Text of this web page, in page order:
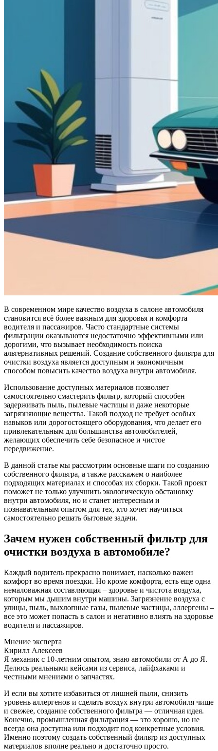
В современном мире качество воздуха в салоне автомобиля
становится всё более важным для здоровья и комфорта
водителя и пассажиров. Часто стандартные системы
фильтрации оказываются недостаточно эффективными или
дорогими, что вызывает необходимость поиска
альтернативных решений. Создание собственного фильтра для
очистки воздуха является доступным и экономичным
способом повысить качество воздуха внутри автомобиля.
Использование доступных материалов позволяет
самостоятельно смастерить фильтр, который способен
задерживать пыль, пылевые частицы и даже некоторые
загрязняющие вещества. Такой подход не требует особых
навыков или дорогостоящего оборудования, что делает его
привлекательным для большинства автолюбителей,
желающих обеспечить себе безопасное и чистое
передвижение.
В данной статье мы рассмотрим основные шаги по созданию
собственного фильтра, а также расскажем о наиболее
подходящих материалах и способах их сборки. Такой проект
поможет не только улучшить экологическую обстановку
внутри автомобиля, но и станет интересным и
познавательным опытом для тех, кто хочет научиться
самостоятельно решать бытовые задачи.
Зачем нужен собственный фильтр для
очистки воздуха в автомобиле?
Каждый водитель прекрасно понимает, насколько важен
комфорт во время поездки. Но кроме комфорта, есть еще одна
немаловажная составляющая – здоровье и чистота воздуха,
которым мы дышим внутри машины. Загрязнение воздуха с
улицы, пыль, выхлопные газы, пылевые частицы, аллергены –
все это может попасть в салон и негативно влиять на здоровье
водителя и пассажиров.
Мнение эксперта
Кирилл Алексеев
Я механик с 10-летним опытом, знаю автомобили от А до Я.
Делюсь реальными кейсами из сервиса, лайфхаками и
честными мнениями о запчастях.
И если вы хотите избавиться от лишней пыли, снизить
уровень аллергенов и сделать воздух внутри автомобиля чище
и свежее, создание собственного фильтра — отличная идея.
Конечно, промышленная фильтрация — это хорошо, но не
всегда она доступна или подходит под конкретные условия.
Именно поэтому создать собственный фильтр из доступных
материалов вполне реально и достаточно просто.